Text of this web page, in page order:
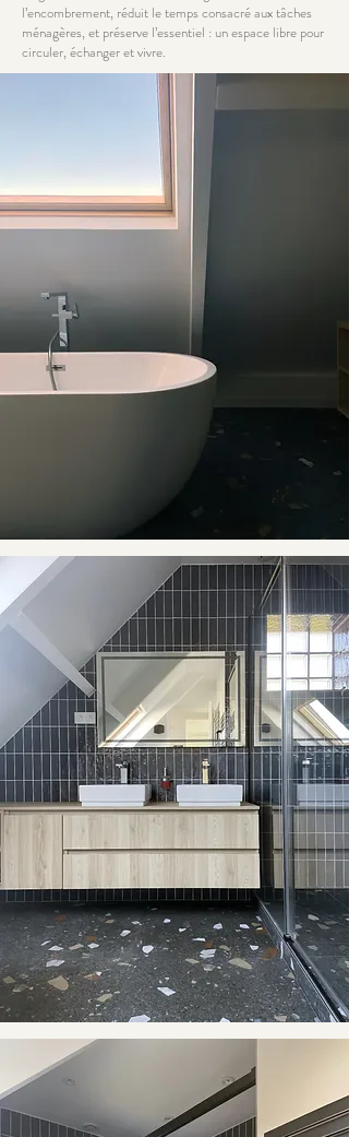
l’encombrement, réduit le temps consacré aux tâches
ménagères, et préserve l’essentiel : un espace libre pour
circuler, échanger et vivre.